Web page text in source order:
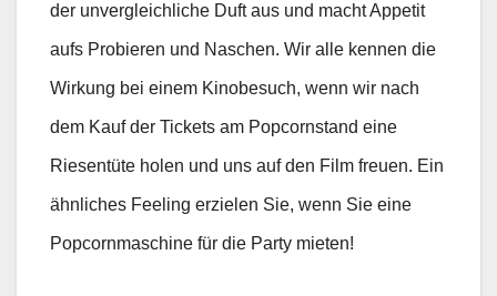
der unvergleichliche Duft aus und macht Appetit
aufs Probieren und Naschen. Wir alle kennen die
Wirkung bei einem Kinobesuch, wenn wir nach
dem Kauf der Tickets am Popcornstand eine
Riesentüte holen und uns auf den Film freuen. Ein
ähnliches Feeling erzielen Sie, wenn Sie eine
Popcornmaschine für die Party mieten!